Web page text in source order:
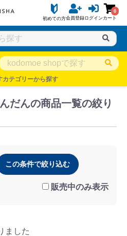
初めての方会員登録ログイン
0
カート
カテゴリーから探す
SHOP タイトル一覧
だんの商品一覧の絞り
この条件で絞り込む
販売中のみ表示
ました